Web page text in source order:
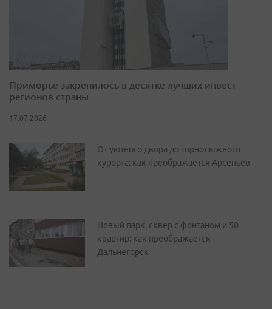
Приморье закрепилось в десятке лучших инвест-
регионов страны
17.07.2026
От уютного двора до горнолыжного
курорта: как преображается Арсеньев
Новый парк, сквер с фонтаном и 50
квартир: как преображается
Дальнегорск